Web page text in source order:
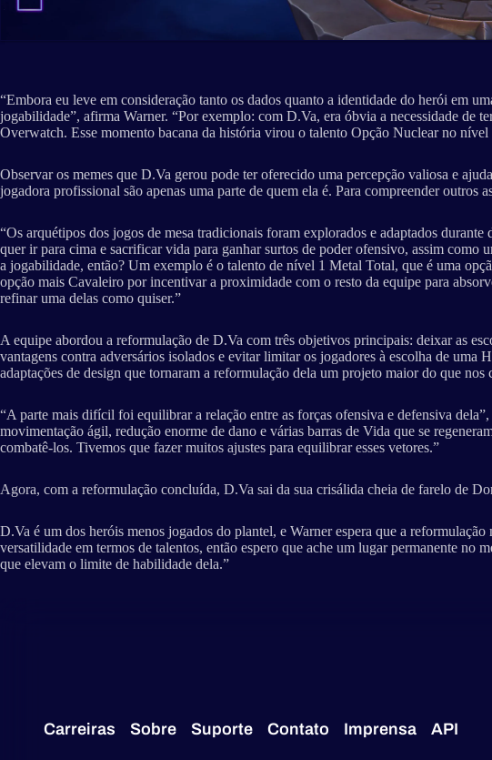
“Embora eu leve em consideração tanto os dados quanto a identidade do herói em
jogabilidade”, afirma Warner. “Por exemplo: com D.Va, era óbvia a necessidade de
Overwatch. Esse momento bacana da história virou o talento Opção Nuclear no
Observar os memes que D.Va gerou pode ter oferecido uma percepção valiosa e
jogadora profissional são apenas uma parte de quem ela é. Para compreender
“Os arquétipos dos jogos de mesa tradicionais foram explorados e adaptados
quer ir para cima e sacrificar vida para ganhar surtos de poder ofensivo, assim
a jogabilidade, então? Um exemplo é o talento de nível 1 Metal Total, que é uma
opção mais Cavaleiro por incentivar a proximidade com o resto da equipe para
refinar uma delas como quiser.”
A equipe abordou a reformulação de D.Va com três objetivos principais: deixar as
vantagens contra adversários isolados e evitar limitar os jogadores à escolha de
adaptações de design que tornaram a reformulação dela um projeto maior do que nos
“A parte mais difícil foi equilibrar a relação entre as forças ofensiva e defensiva
movimentação ágil, redução enorme de dano e várias barras de Vida que se
combatê-los. Tivemos que fazer muitos ajustes para equilibrar esses vetores.”
Agora, com a reformulação concluída, D.Va sai da sua crisálida cheia de farelo de
D.Va é um dos heróis menos jogados do plantel, e Warner espera que a
versatilidade em termos de talentos, então espero que ache um lugar permanente no
que elevam o limite de habilidade dela.”